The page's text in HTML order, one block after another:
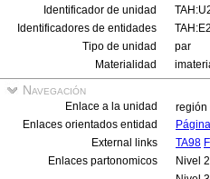
Identificador de unidad
Identificadores de entidades
Tipo de unidad
par
Materialidad
Navegación
Enlace a la unidad
región
Enlaces orientados entidad
External links
TA98
Enlaces partonomicos
Nivel